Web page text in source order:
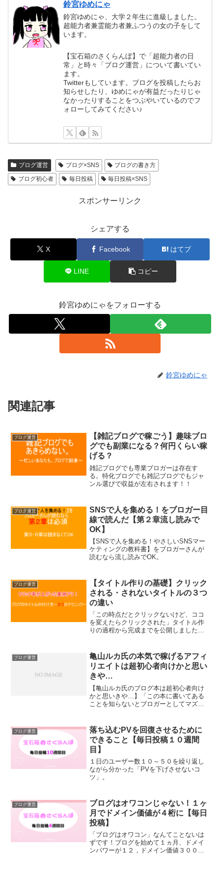
鈴宮ゆめにゃ
鈴宮ゆめにゃ、大学２年生に進級しました。
超能力者兼霊能力者兼ふつうの女の子をして
います。
【宝石箱のさくらんぼ】で「超能力者の日
常」と時々「ブログ運営」について書いてい
ます。
Twitterもしています。ブログを投稿したらお
知らせしたり、ゆめにゃが有益だったりじゃ
なかったりすることをつぶやいているのでフ
ォローしてみてください♪
ブログ運営 ブログ×SNS
ブログの書き方
ブログ初心者
毎日投稿 毎日投稿×SNS
スポンサーリンク
シェアする
X Facebook はてブ
LINE コピー
鈴宮ゆめにゃをフォローする
鈴宮ゆめにゃ
関連記事
ブログ運営
【雑記ブログで稼ごう】趣味ブロ
グでも副業になる？何円くらい稼
げる？
雑記ブログでも専業ブロガーは存在す
る。特化ブログでも雑記ブログでもジャ
ンル選びで収益が左右されます！！
ブログ運営
SNSで人を集める！をブロガー目
線で読んだ【第２章流し読みで
OK】
【SNSで人を集める！やさしいSNSマー
ケティングの教科書】をブロガーさんが
読むなら流し読みでOK。
ブログ運営
【タイトル作りの基礎】クリック
される・されないタイトルの３つ
の違い
「この時点だとクリックないけど、ココ
を変えたらクリックされた」タイトル作
りの過程から完成までを公開しました。
ブログ運営
亀山ルカ氏の本気で稼げるアフィ
リエイトは超初心者向けかと思い
きや…
【亀山ルカ氏のブログ本は超初心者向け
かと思いきや…】「この本に書いてある
ことを知らないとブロガーとしてマズイ
ブログ運営
落ち込むPVを回復させるために
できること【毎日投稿１０週間
目】
１日のユーザー数１０～５０を繰り返し
ながら分かった「PVを下げさせないコ
ツ」。
ブログ運営
ブログはオワコンじゃない！１ヶ
月でドメイン価値が４桁に【毎日
投稿】
「ブログはオワコン」なんてことないは
ずです！ブログを始めて１ヵ月、ドメイ
ンパワーが１２，ドメイン価値３０００